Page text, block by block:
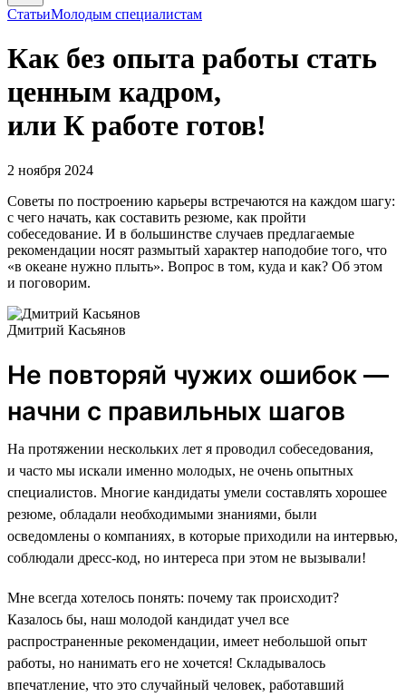
СтатьиМолодым специалистам
Как без опыта работы стать
ценным кадром,
или К работе готов!
2 ноября 2024
Советы по построению карьеры встречаются на каждом шагу:
с чего начать, как составить резюме, как пройти
собеседование. И в большинстве случаев предлагаемые
рекомендации носят размытый характер наподобие того, что
«в океане нужно плыть». Вопрос в том, куда и как? Об этом
и поговорим.
Дмитрий Касьянов
Не повторяй чужих ошибок —
начни с правильных шагов
На протяжении нескольких лет я проводил собеседования,
и часто мы искали именно молодых, не очень опытных
специалистов. Многие кандидаты умели составлять хорошее
резюме, обладали необходимыми знаниями, были
осведомлены о компаниях, в которые приходили на интервью,
соблюдали дресс-код, но интереса при этом не вызывали!
Мне всегда хотелось понять: почему так происходит?
Казалось бы, наш молодой кандидат учел все
распространенные рекомендации, имеет небольшой опыт
работы, но нанимать его не хочется! Складывалось
впечатление, что это случайный человек, работавший